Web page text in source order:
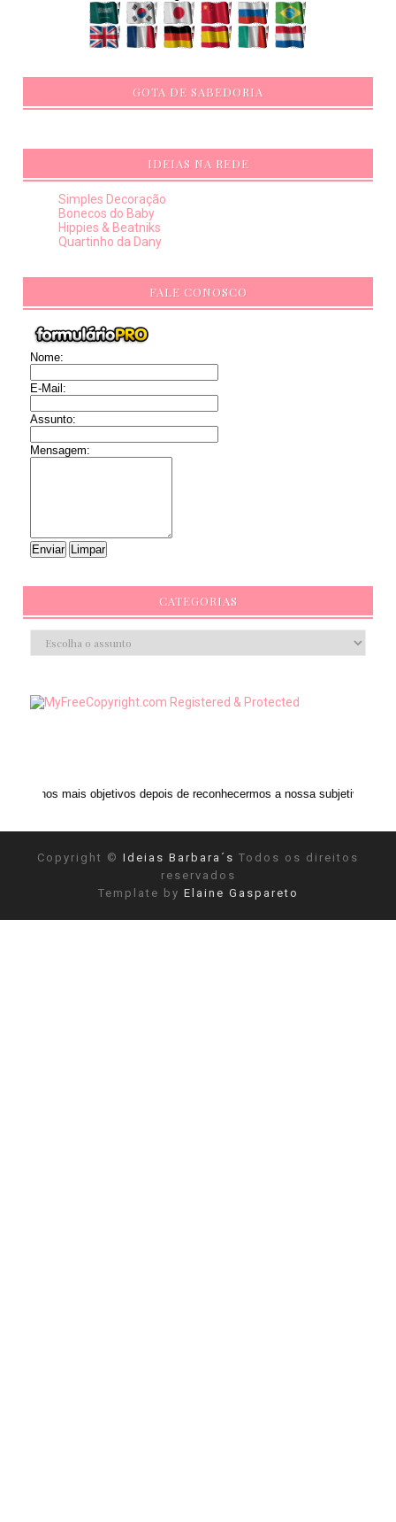
GOTA DE SABEDORIA
IDEIAS NA REDE
Simples Decoração
Bonecos do Baby
Hippies & Beatniks
Quartinho da Dany
FALE CONOSCO
Nome:
E-Mail:
Assunto:
Mensagem:
CATEGORIAS
objetivos depois de reconhecermos a nossa subjetividade." ANAIS NIN
Copyright © Ideias Barbara´s Todos os direitos
reservados
Template by Elaine Gaspareto